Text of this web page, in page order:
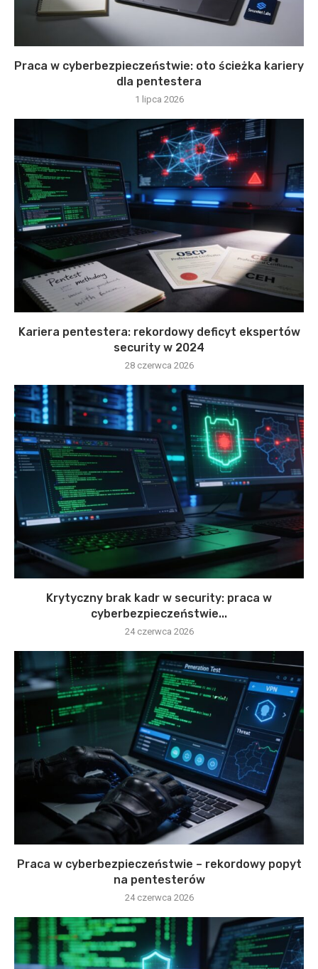
Praca w cyberbezpieczeństwie: oto ścieżka kariery
dla pentestera
1 lipca 2026
Kariera pentestera: rekordowy deficyt ekspertów
security w 2024
28 czerwca 2026
Krytyczny brak kadr w security: praca w
cyberbezpieczeństwie...
24 czerwca 2026
Praca w cyberbezpieczeństwie – rekordowy popyt
na pentesterów
24 czerwca 2026